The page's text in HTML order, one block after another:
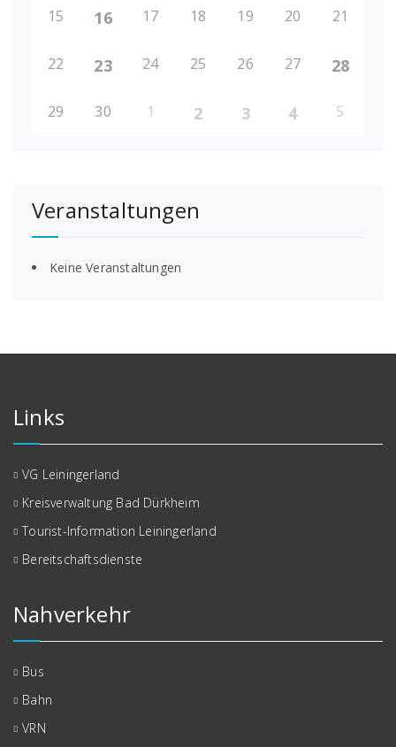
15 16 17 18 19 20 21
22 23 24 25 26 27 28
29 30 1 2 3 4 5
Veranstaltungen
Keine Veranstaltungen
Links
VG Leiningerland
Kreisverwaltung Bad Dürkheim
Tourist-Information Leiningerland
Bereitschaftsdienste
Nahverkehr
Bus
Bahn
VRN